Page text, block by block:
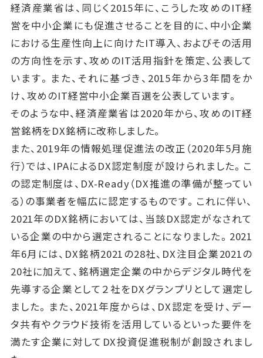
経済産業省は、同じく2015年に、こうした攻めのIT経
営を中小企業にも促進させることを目的に、中小企業
における生産性向上に向けたIT導入、およびその活用
の方向性を示す、攻めのIT活用指針を策定、公表して
います。また、それに基づき、2015年から3年間をか
け、攻めのIT経営中小企業百選を公表しています。
そのような中、経済産業省は2020年から、攻めのIT経
営銘柄をDX銘柄に改称しました。
また、2019年の情報処理促進法の改正（2020年5月施
行）では、IPAによるDX認定制度が設けられました。こ
の認定制度は、DX-Ready（DX推進の準備が整ってい
る）の事業者を幅広に認定するものです。これに伴い、
2021年のDX銘柄においては、当該DX認定がなされて
いる企業の中から選定されることになりました。2021
年6月には、DX銘柄2021の28社、DX注目企業2021の
20社に加えて、銘柄選定企業の中からデジタル時代を
先導する企業として２社をDXグランプリとして選定し
ました。また、2021年度からは、DX認定を受け、デー
タ共有やクラウド技術を活用しているといった要件を
満たす企業に対してDX投資促進税制が創設されまし